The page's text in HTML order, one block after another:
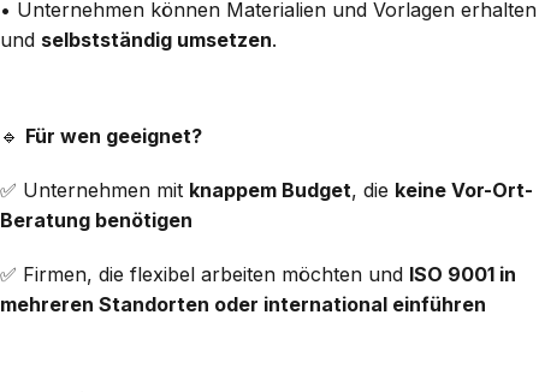
• Unternehmen können Materialien und Vorlagen erhalten
und selbstständig umsetzen.
🔹 Für wen geeignet?
✅ Unternehmen mit knappem Budget, die keine Vor-Ort-
Beratung benötigen
✅ Firmen, die flexibel arbeiten möchten und ISO 9001 in
mehreren Standorten oder international einführen